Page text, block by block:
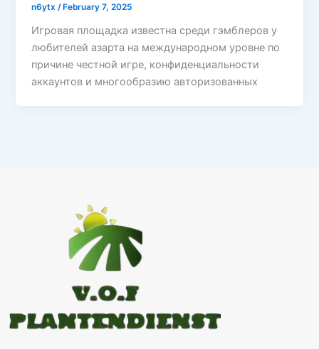
n6ytx/ February 7, 2025
Игровая площадка известна среди гэмблеров у
любителей азарта на международном уровне по
причине честной игре, конфиденциальности
аккаунтов и многообразию авторизованных